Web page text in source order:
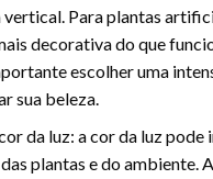
vertical. Para plantas
decorativa do que
escolher uma
sua beleza.
da luz: a cor da luz pode
plantas e do ambiente.